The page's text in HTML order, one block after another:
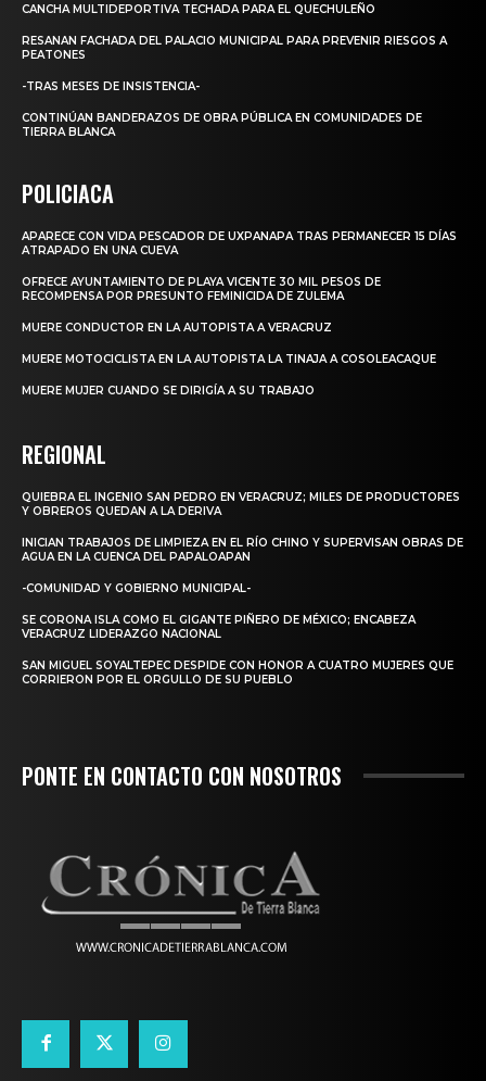
CANCHA MULTIDEPORTIVA TECHADA PARA EL QUECHULEÑO
RESANAN FACHADA DEL PALACIO MUNICIPAL PARA PREVENIR RIESGOS A
PEATONES
-TRAS MESES DE INSISTENCIA-
CONTINÚAN BANDERAZOS DE OBRA PÚBLICA EN COMUNIDADES DE
TIERRA BLANCA
POLICIACA
APARECE CON VIDA PESCADOR DE UXPANAPA TRAS PERMANECER 15 DÍAS
ATRAPADO EN UNA CUEVA
OFRECE AYUNTAMIENTO DE PLAYA VICENTE 30 MIL PESOS DE
RECOMPENSA POR PRESUNTO FEMINICIDA DE ZULEMA
MUERE CONDUCTOR EN LA AUTOPISTA A VERACRUZ
MUERE MOTOCICLISTA EN LA AUTOPISTA LA TINAJA A COSOLEACAQUE
MUERE MUJER CUANDO SE DIRIGÍA A SU TRABAJO
REGIONAL
QUIEBRA EL INGENIO SAN PEDRO EN VERACRUZ; MILES DE PRODUCTORES
Y OBREROS QUEDAN A LA DERIVA
INICIAN TRABAJOS DE LIMPIEZA EN EL RÍO CHINO Y SUPERVISAN OBRAS DE
AGUA EN LA CUENCA DEL PAPALOAPAN
-COMUNIDAD Y GOBIERNO MUNICIPAL-
SE CORONA ISLA COMO EL GIGANTE PIÑERO DE MÉXICO; ENCABEZA
VERACRUZ LIDERAZGO NACIONAL
SAN MIGUEL SOYALTEPEC DESPIDE CON HONOR A CUATRO MUJERES QUE
CORRIERON POR EL ORGULLO DE SU PUEBLO
PONTE EN CONTACTO CON NOSOTROS